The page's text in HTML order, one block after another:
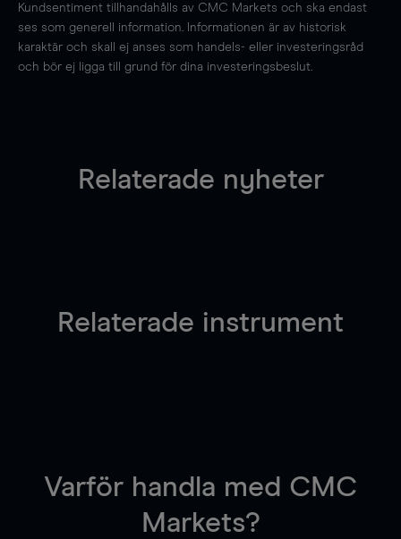
Kundsentiment tillhandahålls av CMC Markets och ska endast
ses som generell information. Informationen är av historisk
karaktär och skall ej anses som handels- eller investeringsråd
och bör ej ligga till grund för dina investeringsbeslut.
Relaterade nyheter
Relaterade instrument
Varför handla med CMC
Markets?